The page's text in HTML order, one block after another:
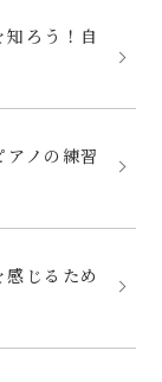
ろう！自
ノの練習
じるため